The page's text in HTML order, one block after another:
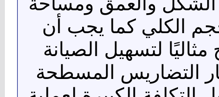
الكلي كما يجب أن
لتسهيل الصيانة
التضاريس المسطحة